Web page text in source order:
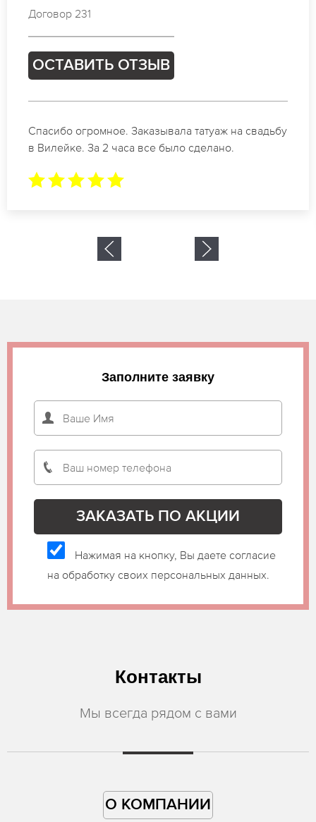
Договор 384
ОСТАВИТЬ ОТЗЫВ
Отличные специалисты своего дела по
коррекции бровей в Вилейке.
Заполните заявку
Нажимая на кнопку, Вы даете согласие
на обработку своих персональных данных.
Контакты
Мы всегда рядом с вами
О КОМПАНИИ